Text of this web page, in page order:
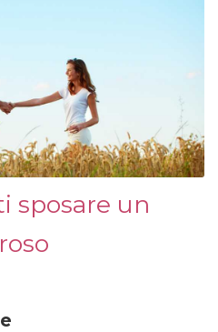
sposare un